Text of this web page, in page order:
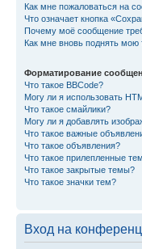
Как мне пожаловаться на
Что означает кнопка
Почему моё сообщение
Как мне вновь поднять мою
Форматирование
Что такое BBCode?
Могу ли я использовать
Что такое смайлики?
Могу ли я добавлять
Что такое важные
Что такое объявления?
Что такое прилепленные
Что такое закрытые темы?
Что такое значки тем?
Вход на